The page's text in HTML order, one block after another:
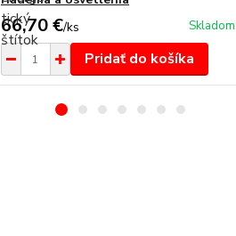
66,70 €/ks Skladom
Pridať do košíka